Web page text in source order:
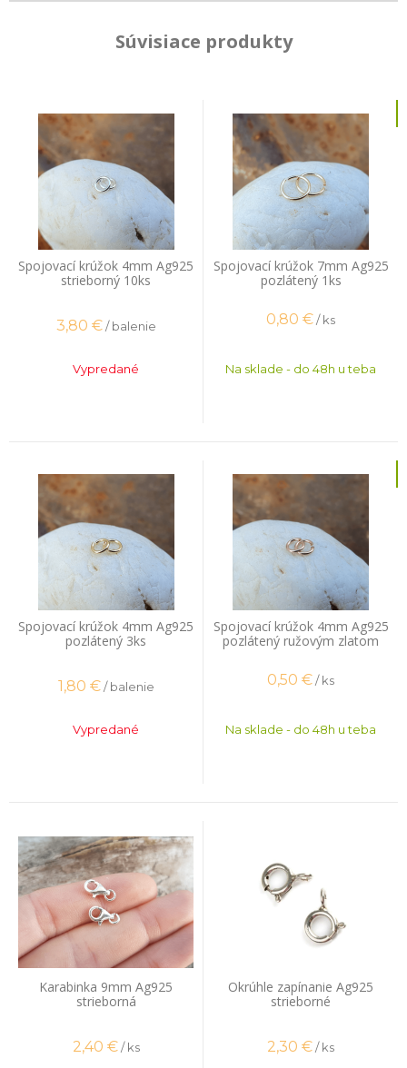
Súvisiace produkty
Spojovací krúžok 4mm Ag925
strieborný 10ks
3,80 € / balenie
Vypredané
Spojovací krúžok 7mm Ag925
pozlátený 1ks
0,80 €/ ks
Na sklade - do 48h u teba
Spojovací krúžok 4mm Ag925
pozlátený 3ks
1,80 € / balenie
Vypredané
Spojovací krúžok 4mm Ag925
pozlátený ružovým zlatom
0,50 €/ ks
Na sklade - do 48h u teba
Karabinka 9mm Ag925
strieborná
2,40 € / ks
Okrúhle zapínanie Ag925
strieborné
2,30 €/ ks